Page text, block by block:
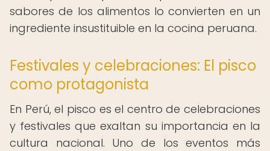
sabores de los alimentos lo convierten en un
ingrediente insustituible en la cocina peruana.
Festivales y celebraciones: El pisco
como protagonista
En Perú, el pisco es el centro de celebraciones
y festivales que exaltan su importancia en la
cultura nacional. Uno de los eventos más